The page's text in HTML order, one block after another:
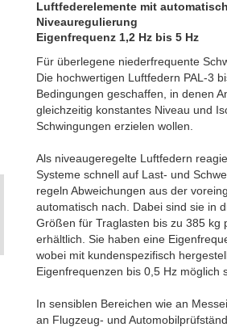
Luftfederelemente mit
Niveauregulierung
Eigenfrequenz 1,2 Hz bis 5 Hz
Für überlegene niederfrequente
Die hochwertigen Luftfedern PAL-3
Bedingungen geschaffen, in denen
gleichzeitig konstantes Niveau und
Schwingungen erzielen wollen.
Als niveaugeregelte Luftfedern
Systeme schnell auf Last- und
regeln Abweichungen aus der
automatisch nach. Dabei sind sie in
Größen für Traglasten bis zu 385 kg
erhältlich. Sie haben eine
wobei mit kundenspezifisch
Eigenfrequenzen bis 0,5 Hz möglich
In sensiblen Bereichen wie an
an Flugzeug- und